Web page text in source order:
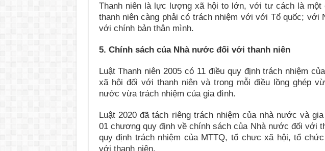
Thanh niên là lực lượng xã hội to lớn, với tư cách là một
thanh niên càng phải có trách nhiệm với với Tổ quốc; với
với chính bản thân mình.
5. Chính sách của Nhà nước đối với thanh niên
Luật Thanh niên 2005 có 11 điều quy định trách nhiệm
xã hội đối với thanh niên và trong mỗi điều lồng ghép
nước vừa trách nhiệm của gia đình.
Luật 2020 đã tách riêng trách nhiệm của nhà nước và
01 chương quy định về chính sách của Nhà nước đối với
quy định trách nhiệm của MTTQ, tổ chưc xã hội, tổ
với thanh niên.